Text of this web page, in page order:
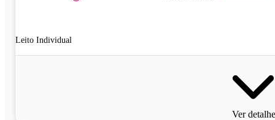
Leito Individual
Ver